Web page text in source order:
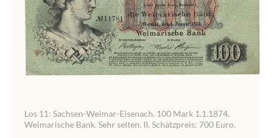
Los 11: Sachsen-Weimar-Eisenach. 100 Mark 1.1.1874.
Weimarische Bank. Sehr selten. II. Schätzpreis: 700 Euro.